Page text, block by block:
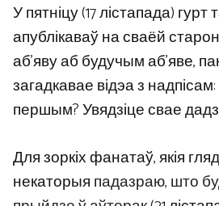
У пятніцу (17 лістапада) гурт
апублікаваў на сваёй
аб’яву аб будучым аб’яве,
загадкавае відэа з
першым? Увядзіце свае
Для зоркіх фанатаў, якія
некаторыяпадазраю, што